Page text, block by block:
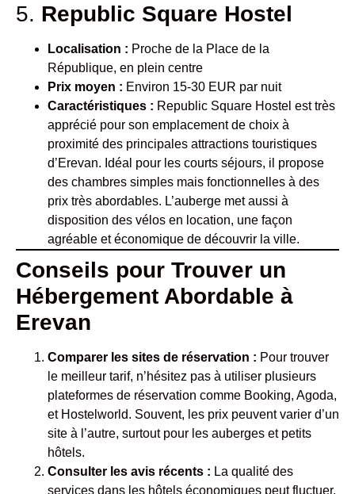
5. Republic Square Hostel
Localisation : Proche de la Place de la
République, en plein centre
Prix moyen : Environ 15-30 EUR par nuit
Caractéristiques : Republic Square Hostel est très
apprécié pour son emplacement de choix à
proximité des principales attractions touristiques
d’Erevan. Idéal pour les courts séjours, il propose
des chambres simples mais fonctionnelles à des
prix très abordables. L’auberge met aussi à
disposition des vélos en location, une façon
agréable et économique de découvrir la ville.
Conseils pour Trouver un
Hébergement Abordable à
Erevan
Comparer les sites de réservation : Pour trouver
le meilleur tarif, n’hésitez pas à utiliser plusieurs
plateformes de réservation comme Booking, Agoda,
et Hostelworld. Souvent, les prix peuvent varier d’un
site à l’autre, surtout pour les auberges et petits
hôtels.
Consulter les avis récents : La qualité des
services dans les hôtels économiques peut fluctuer.